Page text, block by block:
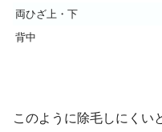
両ひざ上・下
背中
このように除毛しにくい